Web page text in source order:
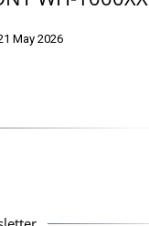
May 2026